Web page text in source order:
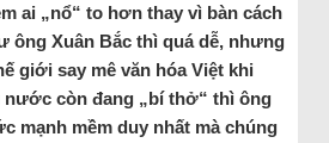
ai „nổ“ to hơn thay vì bàn cách
ông Xuân Bắc thì quá dễ, nhưng
giới say mê văn hóa Việt khi
còn đang „bí thở“ thì ông
mạnh mềm duy nhất mà chúng